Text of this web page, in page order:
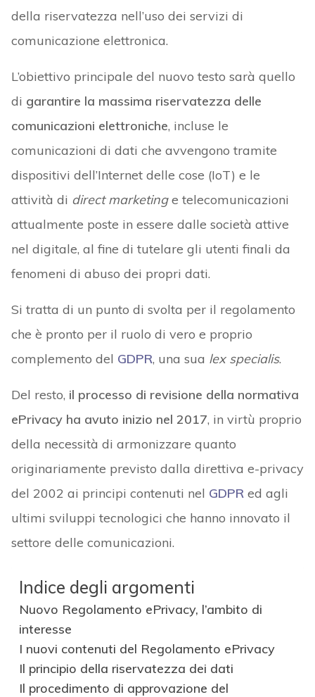
della riservatezza nell’uso dei servizi di
comunicazione elettronica.
L’obiettivo principale del nuovo testo sarà quello
di garantire la massima riservatezza delle
comunicazioni elettroniche, incluse le
comunicazioni di dati che avvengono tramite
dispositivi dell’Internet delle cose (IoT) e le
attività di direct marketinge telecomunicazioni
attualmente poste in essere dalle società attive
nel digitale, al fine di tutelare gli utenti finali da
fenomeni di abuso dei propri dati.
Si tratta di un punto di svolta per il regolamento
che è pronto per il ruolo di vero e proprio
complemento del GDPR, una sua lex specialis.
Del resto, il processo di revisione della normativa
ePrivacy ha avuto inizio nel 2017, in virtù proprio
della necessità di armonizzare quanto
originariamente previsto dalla direttiva e-privacy
del 2002 ai principi contenuti nel GDPRed agli
ultimi sviluppi tecnologici che hanno innovato il
settore delle comunicazioni.
Indice degli argomenti
Nuovo Regolamento ePrivacy, l’ambito di
interesse
I nuovi contenuti del Regolamento ePrivacy
Il principio della riservatezza dei dati
Il procedimento di approvazione del